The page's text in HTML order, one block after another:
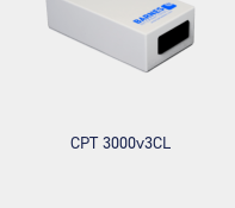
CPT 3000v3CL